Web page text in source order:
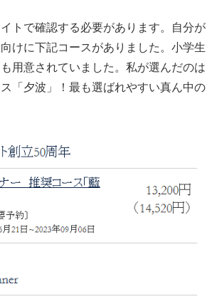
トで確認する必要があります。自分が
けに下記コースがありました。小学生
用意されていました。私が選んだのは
「夕波」！最も選ばれやすい真ん中の